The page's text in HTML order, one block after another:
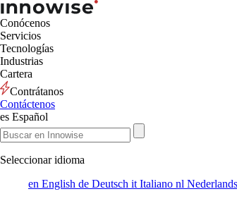
Conócenos
Servicios
Tecnologías
Industrias
Cartera
Contrátanos
Contáctenos
es Español
Seleccionar idioma
en English de Deutsch it Italiano nl Nederlands